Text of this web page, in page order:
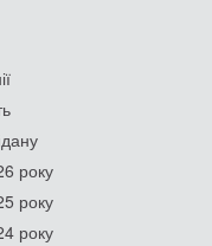
року
року
року